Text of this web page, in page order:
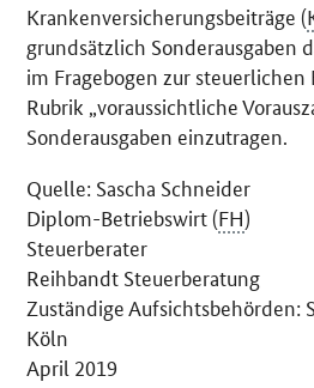
Krankenversicherungsbeiträge (
grundsätzlich Sonderausgaben
im Fragebogen zur steuerlichen
Rubrik „voraussichtliche
Sonderausgaben einzutragen.
Quelle: Sascha Schneider
Diplom-Betriebswirt (FH)
Steuerberater
Reihbandt Steuerberatung
Zuständige Aufsichtsbehörden:
Köln
April 2019